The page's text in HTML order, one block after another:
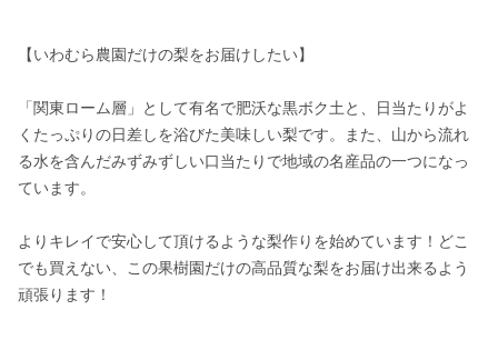
【いわむら農園だけの梨をお届けしたい】
「関東ローム層」として有名で肥沃な黒ボク土と、日当たりがよ
くたっぷりの日差しを浴びた美味しい梨です。また、山から流れ
る水を含んだみずみずしい口当たりで地域の名産品の一つになっ
ています。
よりキレイで安心して頂けるような梨作りを始めています！どこ
でも買えない、この果樹園だけの高品質な梨をお届け出来るよう
頑張ります！